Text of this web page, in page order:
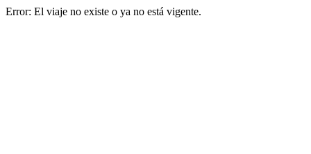
Error: El viaje no existe o ya no está vigente.